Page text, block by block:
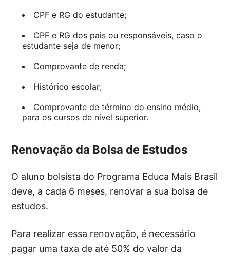
CPF e RG do estudante;
CPF e RG dos pais ou responsáveis, caso o
estudante seja de menor;
Comprovante de renda;
Histórico escolar;
Comprovante de término do ensino médio,
para os cursos de nível superior.
Renovação da Bolsa de Estudos
O aluno bolsista do Programa Educa Mais Brasil
deve, a cada 6 meses, renovar a sua bolsa de
estudos.
Para realizar essa renovação, é necessário
pagar uma taxa de até 50% do valor da